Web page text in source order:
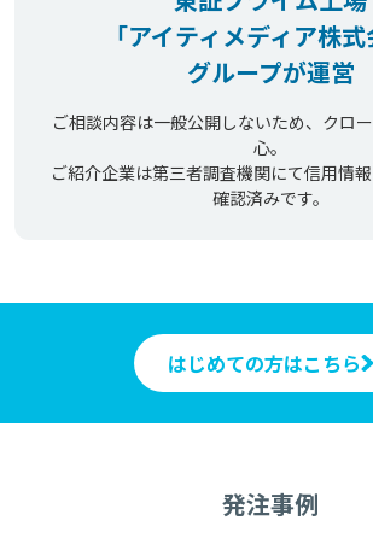
「アイティメディア株式
グループが運営
ご相談内容は一般公開しないため、クロ
心。
ご紹介企業は第三者調査機関にて信用情
確認済みです。
はじめての方はこちら
発注事例